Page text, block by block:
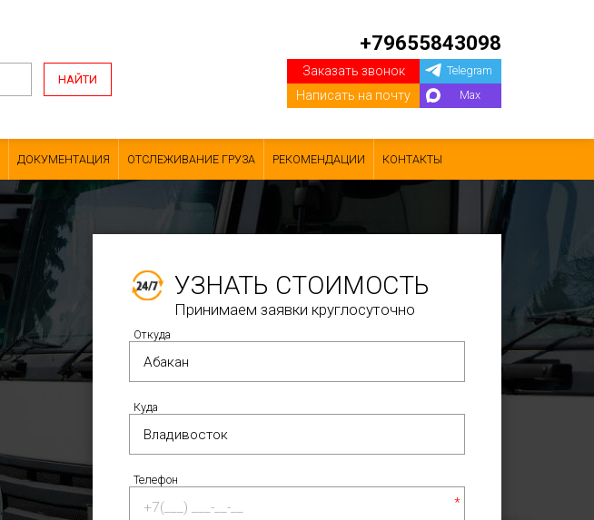
НАЙТИ
+79655843098
Заказать звонок
Написать на почту
Telegram
Max
ДОКУМЕНТАЦИЯ ОТСЛЕЖИВАНИЕ ГРУЗА РЕКОМЕНДАЦИИ КОНТАКТЫ
УЗНАТЬ СТОИМОСТЬ
Принимаем заявки круглосуточно
Откуда
Куда
Телефон
*